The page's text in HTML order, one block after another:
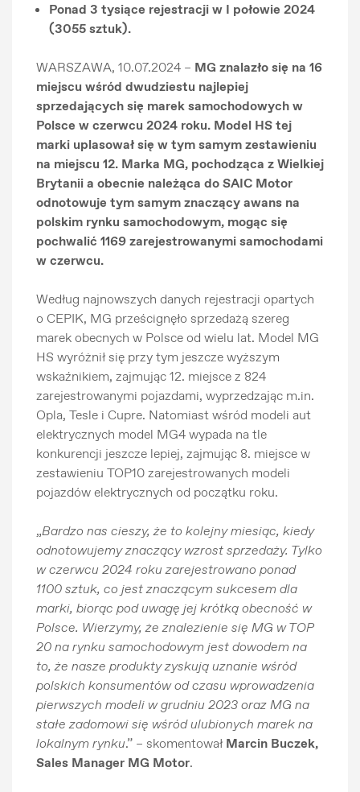
Ponad 3 tysiące rejestracji w I połowie 2024
(3055 sztuk).
WARSZAWA, 10.07.2024 – MG znalazło się na 16
miejscu wśród dwudziestu najlepiej
sprzedających się marek samochodowych w
Polsce w czerwcu 2024 roku. Model HS tej
marki uplasował się w tym samym zestawieniu
na miejscu 12. Marka MG, pochodząca z Wielkiej
Brytanii a obecnie należąca do SAIC Motor
odnotowuje tym samym znaczący awans na
polskim rynku samochodowym, mogąc się
pochwalić 1169 zarejestrowanymi samochodami
w czerwcu.
Według najnowszych danych rejestracji opartych
o CEPIK, MG prześcignęło sprzedażą szereg
marek obecnych w Polsce od wielu lat. Model MG
HS wyróżnił się przy tym jeszcze wyższym
wskaźnikiem, zajmując 12. miejsce z 824
zarejestrowanymi pojazdami, wyprzedzając m.in.
Opla, Tesle i Cupre. Natomiast wśród modeli aut
elektrycznych model MG4 wypada na tle
konkurencji jeszcze lepiej, zajmując 8. miejsce w
zestawieniu TOP10 zarejestrowanych modeli
pojazdów elektrycznych od początku roku.
„Bardzo nas cieszy, że to kolejny miesiąc, kiedy
odnotowujemy znaczący wzrost sprzedaży. Tylko
w czerwcu 2024 roku zarejestrowano ponad
1100 sztuk, co jest znaczącym sukcesem dla
marki, biorąc pod uwagę jej krótką obecność w
Polsce. Wierzymy, że znalezienie się MG w TOP
20 na rynku samochodowym jest dowodem na
to, że nasze produkty zyskują uznanie wśród
polskich konsumentów od czasu wprowadzenia
pierwszych modeli w grudniu 2023 oraz MG na
stałe zadomowi się wśród ulubionych marek na
lokalnym rynku.” – skomentował Marcin Buczek,
Sales Manager MG Motor.